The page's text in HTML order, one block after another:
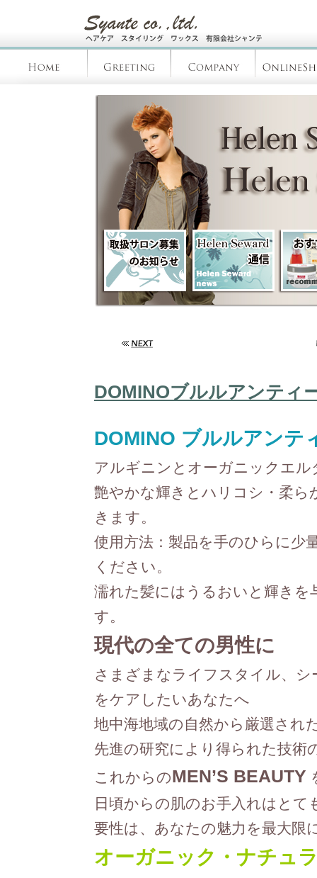
DOMINOブルルアンティ
DOMINO ブルルアンテ
アルギニンとオーガニックエ
艶やかな輝きとハリコシ・柔
きます。
使用方法：製品を手のひらに少
ください。
濡れた髪にはうるおいと輝きを
す。
現代の全ての男性に
さまざまなライフスタイル、
をケアしたいあなたへ
地中海地域の自然から厳選され
先進の研究により得られた技術
これからのMEN’S BEAUTY
日頃からの肌のお手入れはと
要性は、あなたの魅力を最大限
オーガニック・ナチュ